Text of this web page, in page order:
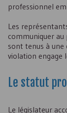
professionnel
Les
communiquer au
sont tenus à une
violation engage
Le statut
Le législateur